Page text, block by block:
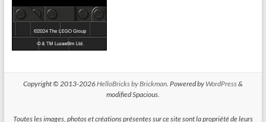
Copyright © 2013-2026HelloBricks by Brickman. Powered by WordPress&
modified Spacious.
Toutes les images, photos et créations présentes sur ce site sont la propriété de leurs